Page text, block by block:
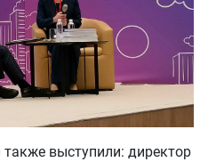
выступили: директор